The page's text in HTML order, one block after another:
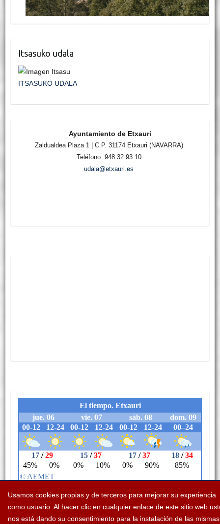
Usamos cookies propias y de terceros para mejorar su experiencia
como usuario. Al hacer clic en cualquier enlace de este sitio web
nos está dando su consentimiento para la instalación de las mismas
Itsasuko udala
ITSASUKO UDALA
Ayuntamiento de Etxauri
Zaldualdea Plaza 1 | C.P. 31174 Etxauri (NAVARRA)
Teléfono: 948 32 93 10
udala@etxauri.es